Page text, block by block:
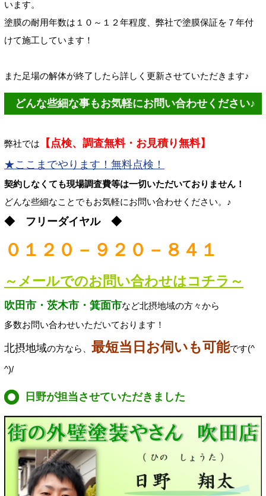
います。
塗膜の耐用年数は１０～１２年程度、弊社で塗膜保証を７年付
けて施工しています！
また足場の解体が終了したら詳しく更新させていただきます♪
どんな些細な事もお気軽にお問い合わせください♪
弊社では
【点検、調査無料・お見積り無料】
★ここまでやります！無料点検！
契約しなくても現場調査費等は一切いただいておりません！
どんな些細なことでもお気軽にお問い合わせください。♪
◆ フリーダイヤル ◆
０１２０－９２０－８４１
～メールでのお問い合わせはコチラ～
吹田市・茨木市・箕面市など北摂地域の方々から
多数お問い合わせいただいております！
北摂地域の方なら、 最短当日お伺いも可能です(^
^)/
日野が担当させていただきました